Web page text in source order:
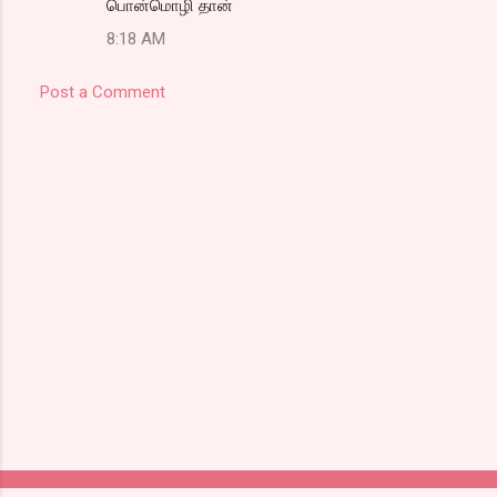
பொன்மொழி தான்
8:18 AM
Post a Comment